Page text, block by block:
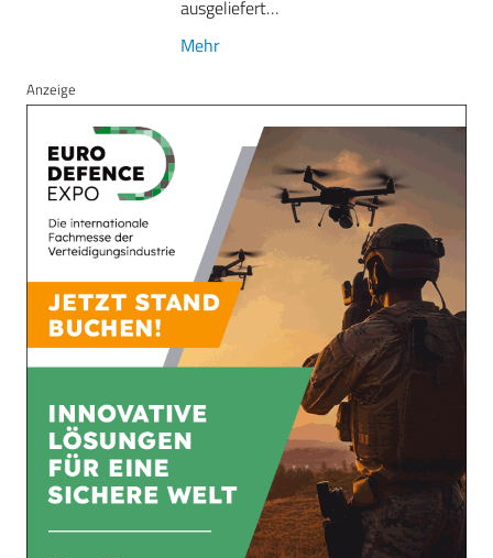
ausgeliefert…
Mehr
Anzeige